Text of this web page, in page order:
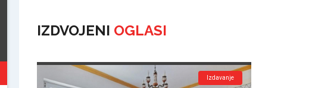
IZDVOJENI OGLASI
Izdavanje